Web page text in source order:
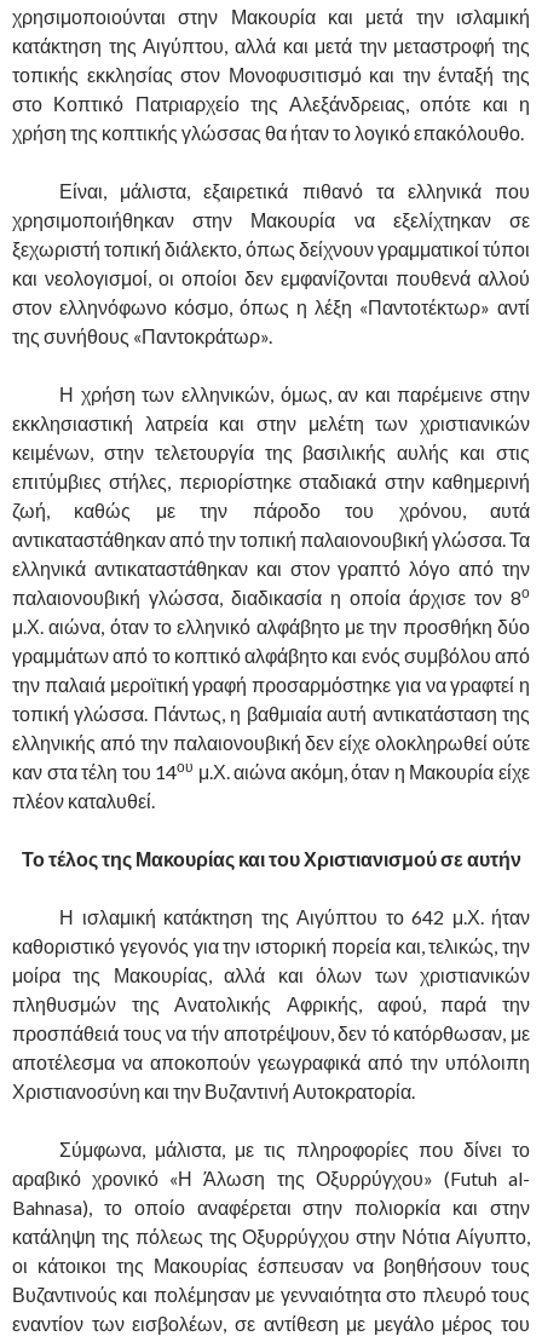
χρησιμοποιούνται στην Μακουρία και μετά την ισλαμική
κατάκτηση της Αιγύπτου, αλλά και μετά την μεταστροφή της
τοπικής εκκλησίας στον Μονοφυσιτισμό και την ένταξή της
στο Κοπτικό Πατριαρχείο της Αλεξάνδρειας, οπότε και η
χρήση της κοπτικής γλώσσας θα ήταν το λογικό επακόλουθο.
Είναι, μάλιστα, εξαιρετικά πιθανό τα ελληνικά που
χρησιμοποιήθηκαν στην Μακουρία να εξελίχτηκαν σε
ξεχωριστή τοπική διάλεκτο, όπως δείχνουν γραμματικοί τύποι
και νεολογισμοί, οι οποίοι δεν εμφανίζονται πουθενά αλλού
στον ελληνόφωνο κόσμο, όπως η λέξη «Παντοτέκτωρ» αντί
της συνήθους «Παντοκράτωρ».
Η χρήση των ελληνικών, όμως, αν και παρέμεινε στην
εκκλησιαστική λατρεία και στην μελέτη των χριστιανικών
κειμένων, στην τελετουργία της βασιλικής αυλής και στις
επιτύμβιες στήλες, περιορίστηκε σταδιακά στην καθημερινή
ζωή, καθώς με την πάροδο του χρόνου, αυτά
αντικαταστάθηκαν από την τοπική παλαιονουβική γλώσσα. Τα
ελληνικά αντικαταστάθηκαν και στον γραπτό λόγο από την
παλαιονουβική γλώσσα, διαδικασία η οποία άρχισε τον 8ο
μ.Χ. αιώνα, όταν το ελληνικό αλφάβητο με την προσθήκη δύο
γραμμάτων από το κοπτικό αλφάβητο και ενός συμβόλου από
την παλαιά μεροϊτική γραφή προσαρμόστηκε για να γραφτεί η
τοπική γλώσσα. Πάντως, η βαθμιαία αυτή αντικατάσταση της
ελληνικής από την παλαιονουβική δεν είχε ολοκληρωθεί ούτε
καν στα τέλη του 14ου μ.Χ. αιώνα ακόμη, όταν η Μακουρία είχε
πλέον καταλυθεί.
Το τέλος της Μακουρίας και του Χριστιανισμού σε αυτήν
Η ισλαμική κατάκτηση της Αιγύπτου το 642 μ.Χ. ήταν
καθοριστικό γεγονός για την ιστορική πορεία και, τελικώς, την
μοίρα της Μακουρίας, αλλά και όλων των χριστιανικών
πληθυσμών της Ανατολικής Αφρικής, αφού, παρά την
προσπάθειά τους να τήν αποτρέψουν, δεν τό κατόρθωσαν, με
αποτέλεσμα να αποκοπούν γεωγραφικά από την υπόλοιπη
Χριστιανοσύνη και την Βυζαντινή Αυτοκρατορία.
Σύμφωνα, μάλιστα, με τις πληροφορίες που δίνει το
αραβικό χρονικό «Η Άλωση της Οξυρρύγχου» (Futuh al-
Bahnasa), το οποίο αναφέρεται στην πολιορκία και στην
κατάληψη της πόλεως της Οξυρρύγχου στην Νότια Αίγυπτο,
οι κάτοικοι της Μακουρίας έσπευσαν να βοηθήσουν τους
Βυζαντινούς και πολέμησαν με γενναιότητα στο πλευρό τους
εναντίον των εισβολέων, σε αντίθεση με μεγάλο μέρος του